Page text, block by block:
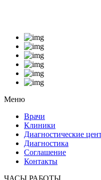
Меню
Врачи
Клиники
Диагностические
Диагностика
Соглашение
Контакты
ЧАСЫ РАБОТЫ